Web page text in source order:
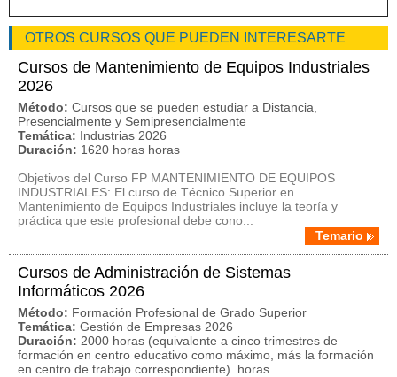
OTROS CURSOS QUE PUEDEN INTERESARTE
Cursos de Mantenimiento de Equipos Industriales
2026
Método: Cursos que se pueden estudiar a Distancia,
Presencialmente y Semipresencialmente
Temática: Industrias 2026
Duración: 1620 horas horas
Objetivos del Curso FP MANTENIMIENTO DE EQUIPOS
INDUSTRIALES: El curso de Técnico Superior en
Mantenimiento de Equipos Industriales incluye la teoría y
práctica que este profesional debe cono...
Temario
Cursos de Administración de Sistemas
Informáticos 2026
Método: Formación Profesional de Grado Superior
Temática: Gestión de Empresas 2026
Duración: 2000 horas (equivalente a cinco trimestres de
formación en centro educativo como máximo, más la formación
en centro de trabajo correspondiente). horas